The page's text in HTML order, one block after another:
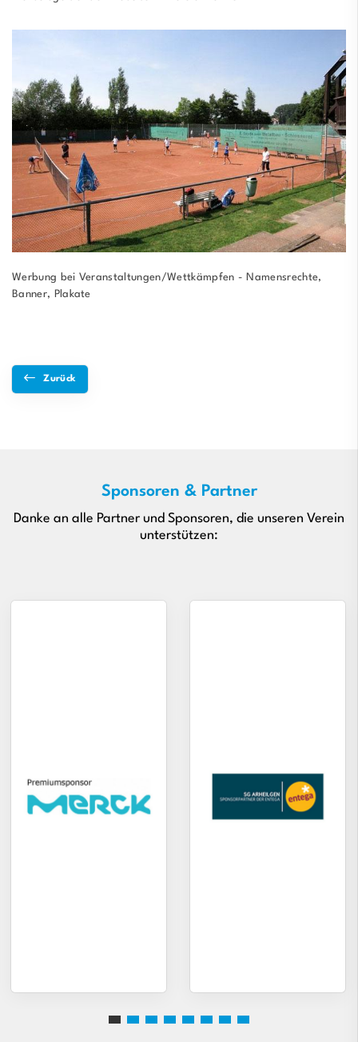
Werbung bei Veranstaltungen/Wettkämpfen - Namensrechte,
Banner, Plakate
Zurück
Sponsoren & Partner
Danke an alle Partner und Sponsoren, die unseren Verein
unterstützen: